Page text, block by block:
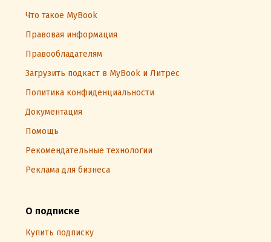
Что такое MyBook
Правовая информация
Правообладателям
Загрузить подкаст в MyBook и Литрес
Политика конфиденциальности
Документация
Помощь
Рекомендательные технологии
Реклама для бизнеса
О подписке
Купить подписку